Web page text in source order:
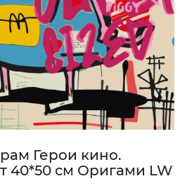
Герои кино.
40*50 см Оригами LW